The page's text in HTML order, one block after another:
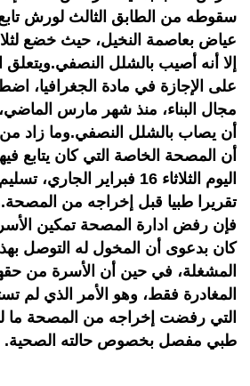
سقوطه من الطابق الثالث لورش
عياض بعاصمة النخيل، حيث خضع
إلا أنه أصيب بالشلل
على الإجازة في مادة الجغرافيا،
مجال البناء، منذ شهر مارس
أن يصاب بالشلل النصفي.وما زاد من
أن المصحة الخاصة التي كان يتابع
اليوم الثلاثاء 16 فبراير
تقريرا طبيا قبل إخراجه من
فإن رفض ادارة المصحة تمكين
كان بدعوى أن المخول له التوصل
المشغلة، في حين أن الأسرة من
المغادرة فقط، وهو الأمر الذي لم
التي رفضت إخراجه من المصحة ما
طبي مفصل بخصوص حالته الصحية.